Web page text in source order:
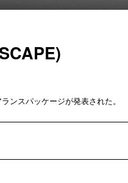
ンスパッケージが発表された。